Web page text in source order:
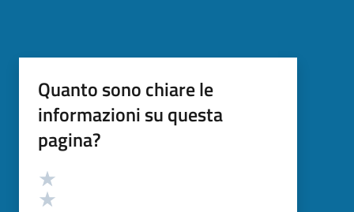
Quanto sono chiare le
informazioni su questa
pagina?
Valutazione